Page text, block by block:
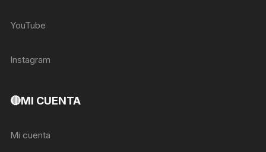
YouTube
Instagram
🔴MI CUENTA
Mi cuenta